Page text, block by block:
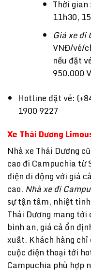
Thời
11h30,
Giá xe đi
VNĐ/vé/
nếu đặt
950.000
Hotline đặt vé:
1900 9227
Xe Thái Dương
Nhà xe Thái Dương
cao đi Campuchia từ
điện di động với giá
cao. Nhà xe đi
sự tận tâm, nhiệt
Thái Dương mang
bình an, giá cả ổn
xuất. Khách hàng
cuộc điện thoại tới
Campuchia phù hợp